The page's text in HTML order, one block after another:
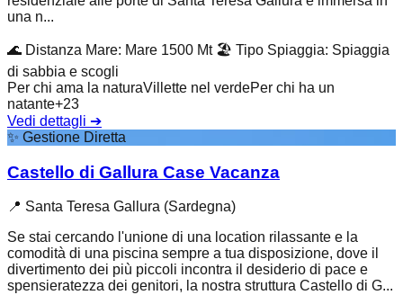
una n...
🌊 Distanza Mare: Mare 1500 Mt 🏖️ Tipo Spiaggia: Spiaggia
di sabbia e scogli
Per chi ama la naturaVillette nel verdePer chi ha un
natante+23
Vedi dettagli ➔
✨ Gestione Diretta
Castello di Gallura Case Vacanza
📍 Santa Teresa Gallura (Sardegna)
Se stai cercando l'unione di una location rilassante e la
comodità di una piscina sempre a tua disposizione, dove il
divertimento dei più piccoli incontra il desiderio di pace e
spensieratezza dei genitori, la nostra struttura Castello di G...